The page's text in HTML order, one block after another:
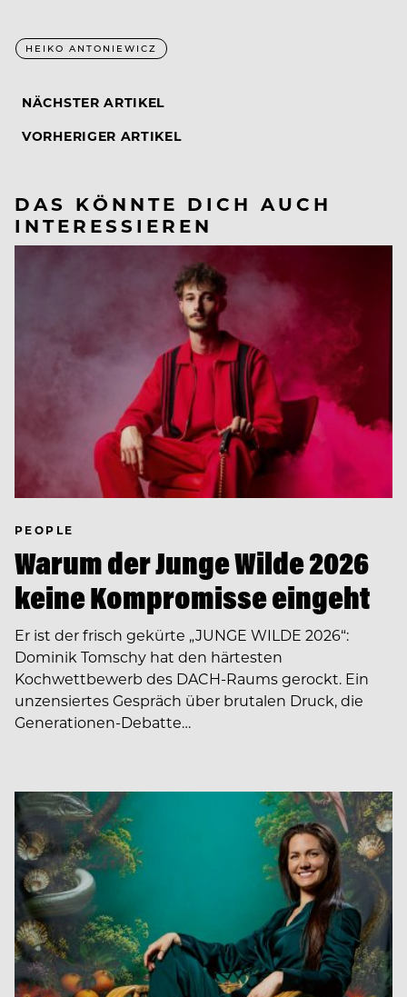
HEIKO ANTONIEWICZ
NÄCHSTER ARTIKEL
VORHERIGER ARTIKEL
DAS KÖNNTE DICH AUCH
INTERESSIEREN
PEOPLE
Warum der Junge Wilde 2026
keine Kompromisse eingeht
Er ist der frisch gekürte „JUNGE WILDE 2026“:
Dominik Tomschy hat den härtesten
Kochwettbewerb des DACH-Raums gerockt. Ein
unzensiertes Gespräch über brutalen Druck, die
Generationen-Debatte…